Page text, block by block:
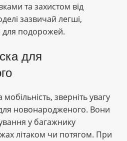
та захистом від
зазвичай легші,
для подорожей.
для
зверніть увагу
новонародженого. Вони
у багажнику
літаком чи потягом. При